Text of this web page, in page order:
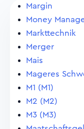
Margin
Money
Markttechnik
Merger
Mais
Mageres
M1 (M1)
M2 (M2)
M3 (M3)